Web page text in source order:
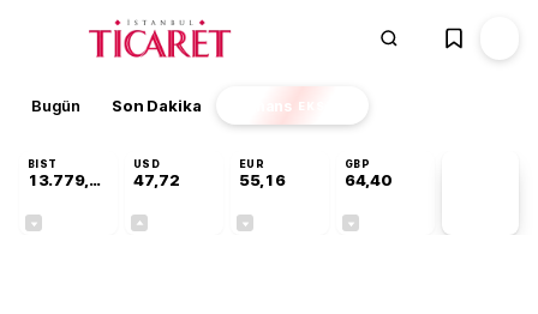
Bugün Son Dakika Finans EKSTRA
BIST
13.779,39
USD
47,72
EUR
55,16
GBP
64,40